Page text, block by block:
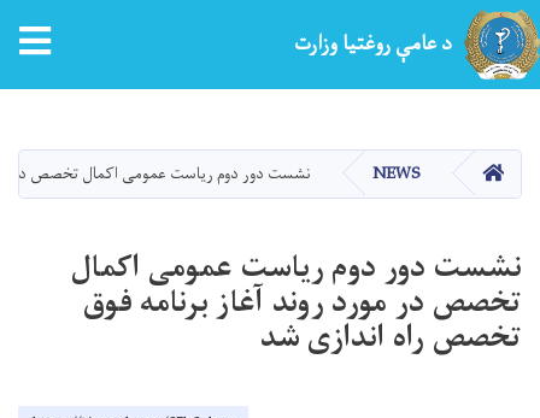
دانګل
د عامې روغتیا وزارت
کور NEWS نشست دور دوم ریاست عمومی اکمال تخصص در
نشست دور دوم ریاست عمومی اکمال
تخصص در مورد روند آغاز برنامه فوق
تخصص راه اندازی شد